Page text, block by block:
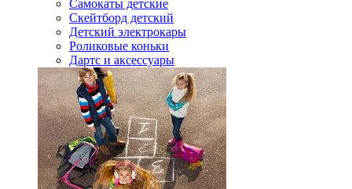
Самокаты детские
Скейтборд детский
Детский электрокары
Роликовые коньки
Дартс и аксессуары